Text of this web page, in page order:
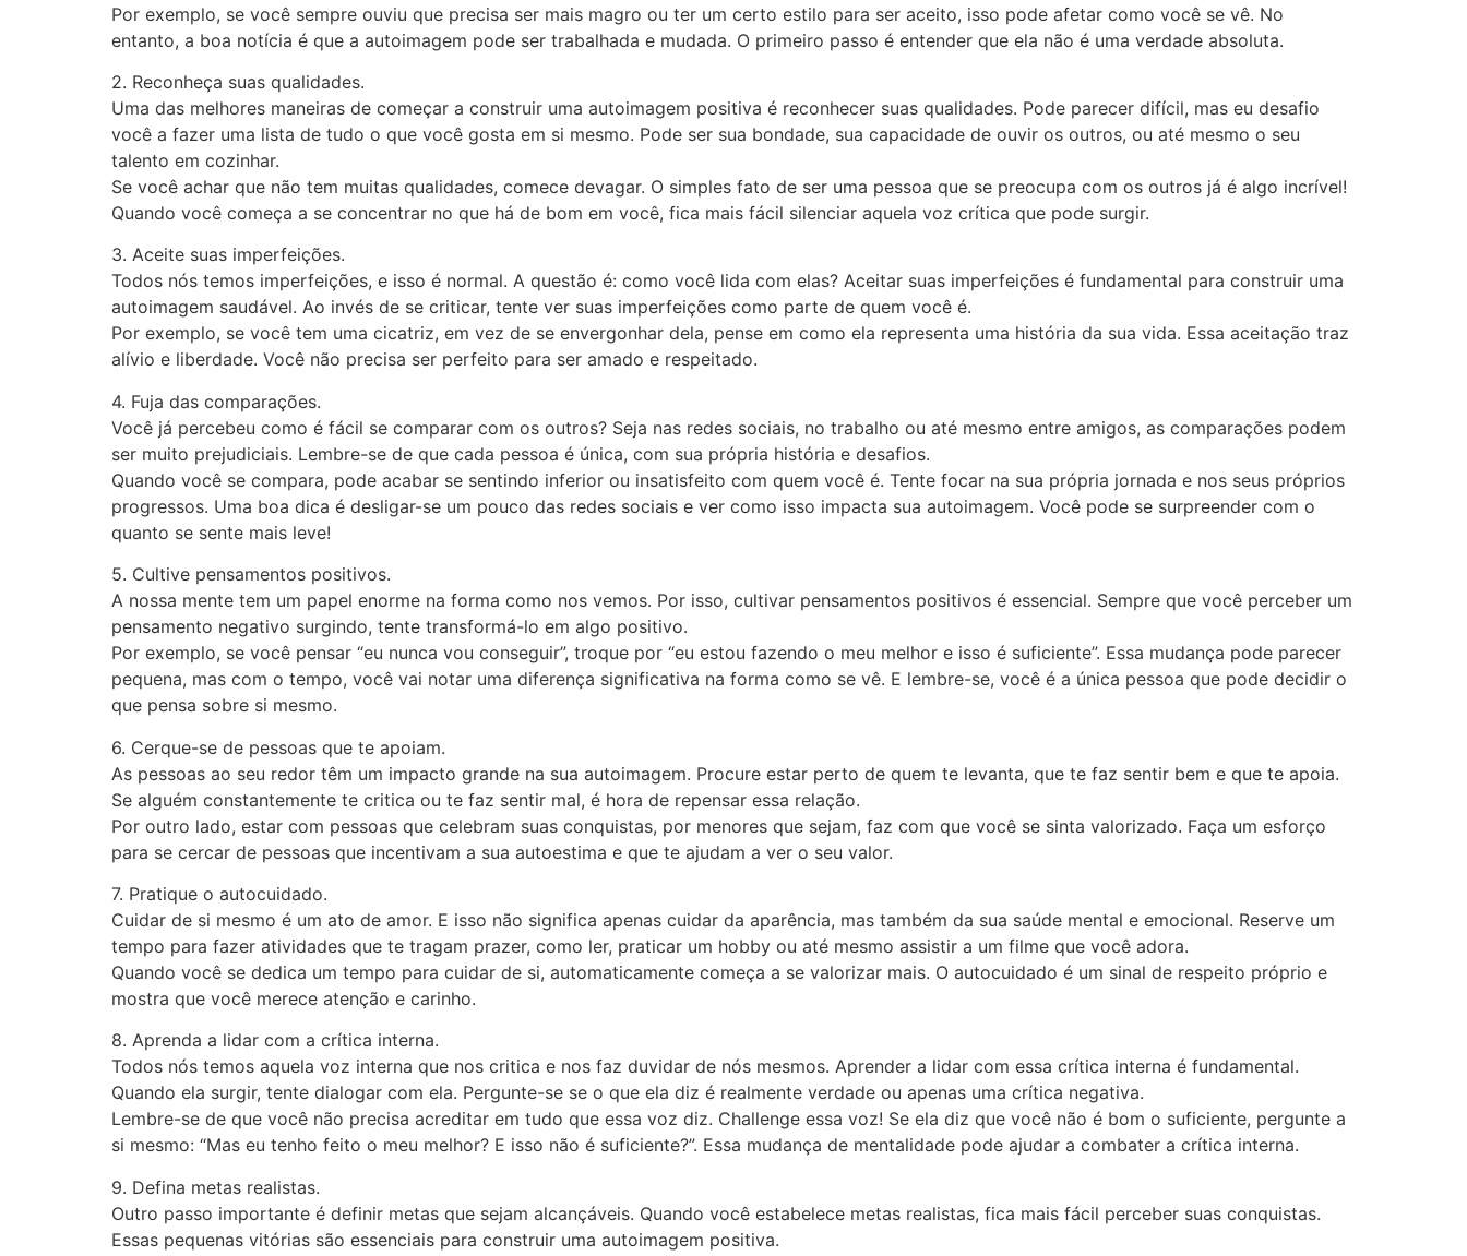
Por exemplo, se você sempre ouviu que precisa ser mais magro ou ter um certo estilo para ser aceito, isso pode afetar como você se vê. No
entanto, a boa notícia é que a autoimagem pode ser trabalhada e mudada. O primeiro passo é entender que ela não é uma verdade absoluta.
2. Reconheça suas qualidades.
Uma das melhores maneiras de começar a construir uma autoimagem positiva é reconhecer suas qualidades. Pode parecer difícil, mas eu desafio
você a fazer uma lista de tudo o que você gosta em si mesmo. Pode ser sua bondade, sua capacidade de ouvir os outros, ou até mesmo o seu
talento em cozinhar.
Se você achar que não tem muitas qualidades, comece devagar. O simples fato de ser uma pessoa que se preocupa com os outros já é algo incrível!
Quando você começa a se concentrar no que há de bom em você, fica mais fácil silenciar aquela voz crítica que pode surgir.
3. Aceite suas imperfeições.
Todos nós temos imperfeições, e isso é normal. A questão é: como você lida com elas? Aceitar suas imperfeições é fundamental para construir uma
autoimagem saudável. Ao invés de se criticar, tente ver suas imperfeições como parte de quem você é.
Por exemplo, se você tem uma cicatriz, em vez de se envergonhar dela, pense em como ela representa uma história da sua vida. Essa aceitação traz
alívio e liberdade. Você não precisa ser perfeito para ser amado e respeitado.
4. Fuja das comparações.
Você já percebeu como é fácil se comparar com os outros? Seja nas redes sociais, no trabalho ou até mesmo entre amigos, as comparações podem
ser muito prejudiciais. Lembre-se de que cada pessoa é única, com sua própria história e desafios.
Quando você se compara, pode acabar se sentindo inferior ou insatisfeito com quem você é. Tente focar na sua própria jornada e nos seus próprios
progressos. Uma boa dica é desligar-se um pouco das redes sociais e ver como isso impacta sua autoimagem. Você pode se surpreender com o
quanto se sente mais leve!
5. Cultive pensamentos positivos.
A nossa mente tem um papel enorme na forma como nos vemos. Por isso, cultivar pensamentos positivos é essencial. Sempre que você perceber um
pensamento negativo surgindo, tente transformá-lo em algo positivo.
Por exemplo, se você pensar “eu nunca vou conseguir”, troque por “eu estou fazendo o meu melhor e isso é suficiente”. Essa mudança pode parecer
pequena, mas com o tempo, você vai notar uma diferença significativa na forma como se vê. E lembre-se, você é a única pessoa que pode decidir o
que pensa sobre si mesmo.
6. Cerque-se de pessoas que te apoiam.
As pessoas ao seu redor têm um impacto grande na sua autoimagem. Procure estar perto de quem te levanta, que te faz sentir bem e que te apoia.
Se alguém constantemente te critica ou te faz sentir mal, é hora de repensar essa relação.
Por outro lado, estar com pessoas que celebram suas conquistas, por menores que sejam, faz com que você se sinta valorizado. Faça um esforço
para se cercar de pessoas que incentivam a sua autoestima e que te ajudam a ver o seu valor.
7. Pratique o autocuidado.
Cuidar de si mesmo é um ato de amor. E isso não significa apenas cuidar da aparência, mas também da sua saúde mental e emocional. Reserve um
tempo para fazer atividades que te tragam prazer, como ler, praticar um hobby ou até mesmo assistir a um filme que você adora.
Quando você se dedica um tempo para cuidar de si, automaticamente começa a se valorizar mais. O autocuidado é um sinal de respeito próprio e
mostra que você merece atenção e carinho.
8. Aprenda a lidar com a crítica interna.
Todos nós temos aquela voz interna que nos critica e nos faz duvidar de nós mesmos. Aprender a lidar com essa crítica interna é fundamental.
Quando ela surgir, tente dialogar com ela. Pergunte-se se o que ela diz é realmente verdade ou apenas uma crítica negativa.
Lembre-se de que você não precisa acreditar em tudo que essa voz diz. Challenge essa voz! Se ela diz que você não é bom o suficiente, pergunte a
si mesmo: “Mas eu tenho feito o meu melhor? E isso não é suficiente?”. Essa mudança de mentalidade pode ajudar a combater a crítica interna.
9. Defina metas realistas.
Outro passo importante é definir metas que sejam alcançáveis. Quando você estabelece metas realistas, fica mais fácil perceber suas conquistas.
Essas pequenas vitórias são essenciais para construir uma autoimagem positiva.